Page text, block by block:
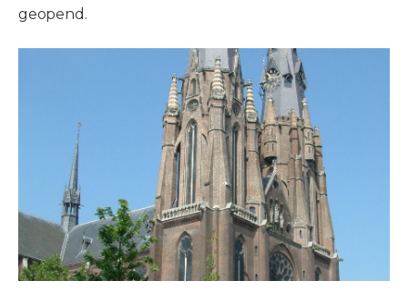
geopend.